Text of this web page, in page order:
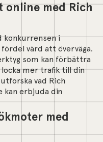
online med Rich
konkurrensen i
värd att överväga.
som kan förbättra
mer trafik till din
vad Rich
kan erbjuda din
med